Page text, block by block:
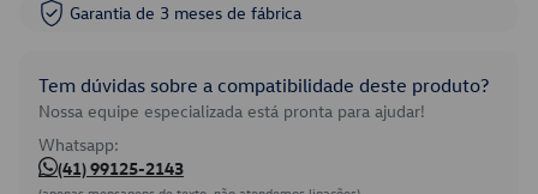
Garantia de 3 meses de fábrica
Tem dúvidas sobre a compatibilidade deste produto?
Nossa equipe especializada está pronta para ajudar!
Whatsapp:
(41) 99125-2143